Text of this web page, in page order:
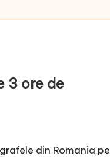
3 ore de
din Romania pe